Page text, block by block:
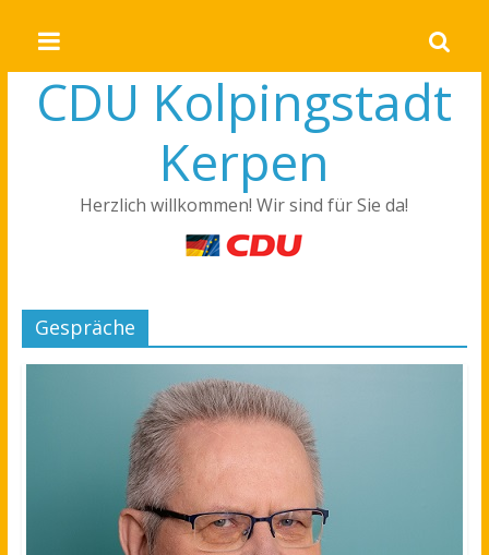
CDU Kolpingstadt
Kerpen
Herzlich willkommen! Wir sind für Sie da!
Gespräche